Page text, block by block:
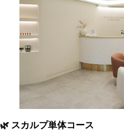
🌿 スカルプ単体コース